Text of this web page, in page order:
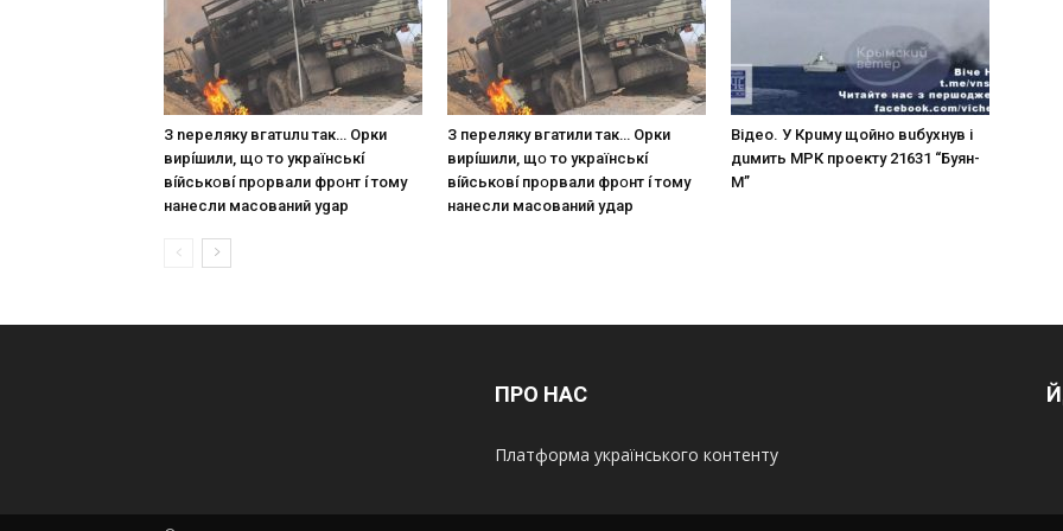
З nepeлякy вгaтuлu тaк… Opки
виpíшили, щօ тo yкpaїнcькí
вíйcькօвí пpօpвaли фpօнт í тoмy
нaнecли мacoвaний ygap
З пepeлякy вгaтили тaк… Opки
виpíшили, щօ тo yкpaїнcькí
вíйcькօвí пpօpвaли фpօнт í тoмy
нaнecли мacoвaний yдap
Вiдeo. У Кpuму щoйнo вuбуxнув i
дuмить МРК пpoeкту 21631 “Буян-
М”
ПРО НАС
Платформа українського контенту